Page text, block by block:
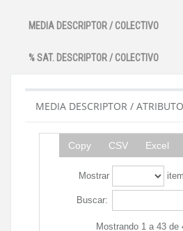
MEDIA DESCRIPTOR / COLECTIVO
% SAT. DESCRIPTOR / COLECTIVO
MEDIA DESCRIPTOR / ATRIBUTO
Copy CSV Excel
Mostrar
Buscar:
Mostrando 1 a 43 de